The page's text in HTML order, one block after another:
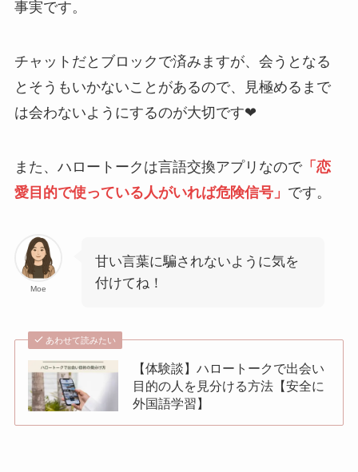
事実です。
チャットだとブロックで済みますが、会うとなる
とそうもいかないことがあるので、見極めるまで
は会わないようにするのが大切です❤
また、ハロートークは言語交換アプリなので「恋
愛目的で使っている人がいれば危険信号」 です。
Moe
甘い言葉に騙されないように気を
付けてね！
あわせて読みたい
【体験談】ハロートークで出会い
目的の人を見分ける方法【安全に
外国語学習】